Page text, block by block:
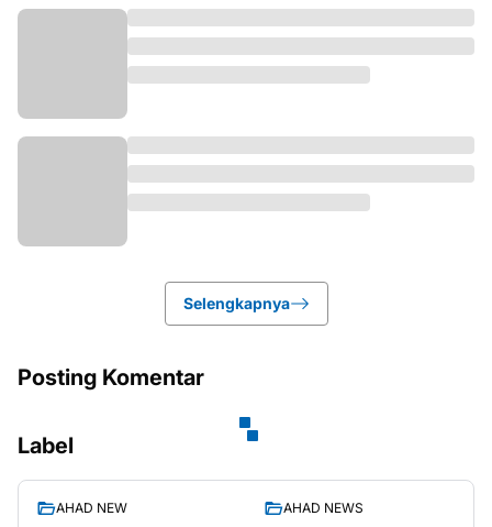
Selengkapnya
Posting Komentar
Label
AHAD NEW
AHAD NEWS